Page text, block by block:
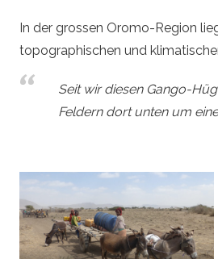
In der grossen Oromo-Region
topographischen und
Seit wir diesen Gango-
Feldern dort unten um